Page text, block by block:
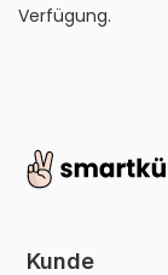
Verfügung.
Kunde